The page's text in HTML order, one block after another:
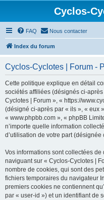
Cyclos-
FAQ Nous contacter
Index du forum
Cyclos-Cyclotes | Forum -
Cette politique explique en détail
sociétés affiliées (désignés ci-
Cyclotes | Forum », « https://
(désigné ci-après par « ils », « eux
« www.phpbb.com », « phpBB
n’importe quelle information
d’utilisation de votre part
Vos informations sont collectées
naviguant sur « Cyclos-Cyclotes |
nombre de cookies, qui sont des
fichiers temporaires du navigateur
premiers cookies ne contiennent
par « user-id ») et un identifiant de